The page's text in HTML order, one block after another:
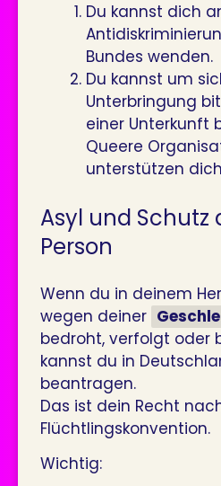
Du kannst dich
Bundes wenden.
Du kannst um
Unterbringung
einer Unterkunft
Queere
unterstützen
Asyl und Schutz
Person
Wenn du in deinem
wegen deiner
bedroht, verfolgt oder
kannst du in
beantragen.
Das ist dein Recht
Flüchtlingskonvention.
Wichtig: